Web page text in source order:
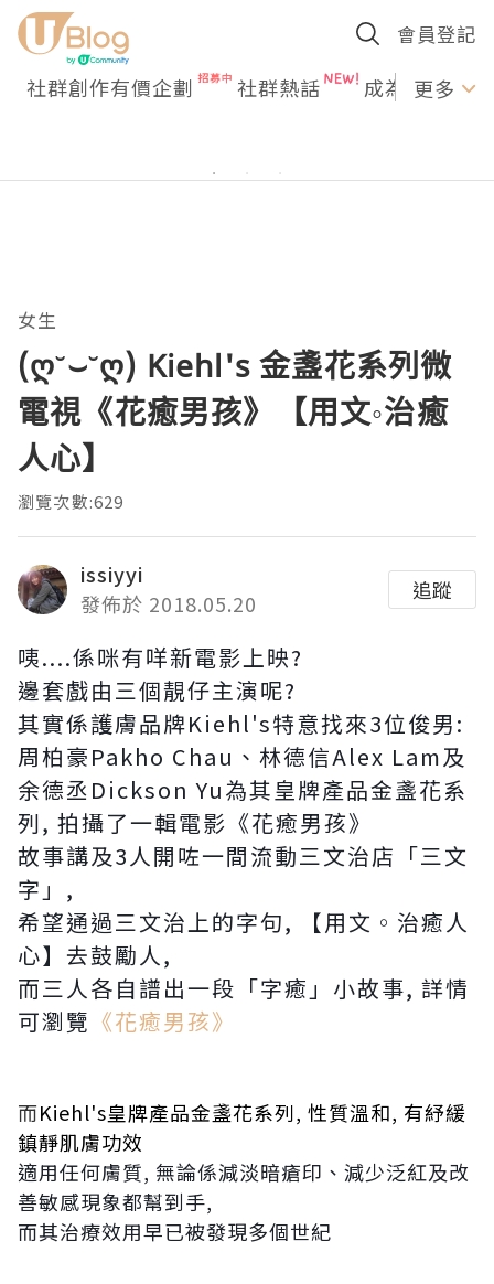
會員登記
社群創作有價企劃 社群熱話 成為U更多
女生
(ღ˘⌣˘ღ) Kiehl's 金盞花系列微
電視《花癒男孩》【用文◦治癒
人心】
瀏覽次數:629
issiyyi
發佈於 2018.05.20
追蹤
咦....係咪有咩新電影上映?
邊套戲由三個靚仔主演呢?
其實係護膚品牌Kiehl's特意找來3位俊男:
周柏豪Pakho Chau、林德信Alex Lam及
余德丞Dickson Yu為其皇牌產品金盞花系
列, 拍攝了一輯電影《花癒男孩》
故事講及3人開咗一間流動三文治店「三文
字」,
希望通過三文治上的字句, 【用文◦治癒人
心】去鼓勵人,
而三人各自譜出一段「字癒」小故事, 詳情
可瀏覽 《花癒男孩》
而Kiehl's皇牌產品金盞花系列, 性質溫和, 有紓緩
鎮靜肌膚功效
適用任何膚質, 無論係減淡暗瘡印、減少泛紅及改
善敏感現象都幫到手,
而其治療效用早已被發現多個世紀